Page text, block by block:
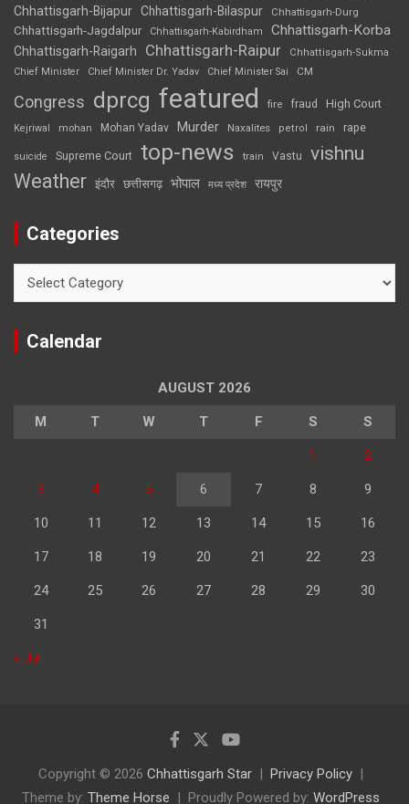
Chhattisgarh-Bijapur Chhattisgarh-Bilaspur Chhattisgarh-Durg
Chhattisgarh-Jagdalpur Chhattisgarh-Kabirdham Chhattisgarh-Korba
Chhattisgarh-Raigarh Chhattisgarh-Raipur
Chhattisgarh-Sukma
Chief Minister
Chief Minister Dr. Yadav Chief Minister Sai CM
Congress dprcg featured fire fraud High Court
Kejriwal mohan Mohan Yadav Murder Naxalites petrol rain rape
suicide Supreme Court top-news train Vastu vishnu
Weather इंदौर छत्तीसगढ़ भोपाल मध्य प्रदेश रायपुर
Categories
Calendar
AUGUST 2026
M T W T F S S
1 2
3 4 5 6 7 8 9
10 11 12 13 14 15 16
17 18 19 20 21 22 23
24 25 26 27 28 29 30
31
« Jul
Copyright © 2026 Chhattisgarh Star
Privacy Policy
Theme by: Theme Horse Proudly Powered by: WordPress